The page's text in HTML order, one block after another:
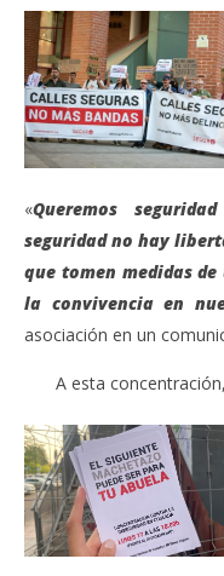
«Queremos
seguridad no hay
que tomen medidas
la convivencia en
asociación en un
A esta